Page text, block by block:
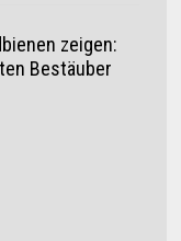
zeigen:
Bestäuber